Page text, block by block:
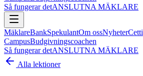
Så fungerar detANSLUTNA MÄKLARE
MäklareBankSpekulantOm ossNyheterCetti
CampusBudgivningscoachen
Så fungerar detANSLUTNA MÄKLARE
Alla lektioner